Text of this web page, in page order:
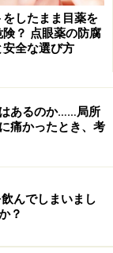
はぜひ利用して
ご確認くださ
報の提供は、診
要とする方は、適
記事内容は執筆者
効性を保証するも
基づいて被ったい
他当社と契約した
をしたまま目薬を
険？ 点眼薬の防腐
全な選び方
はあるのか……局所
痛かったとき、考
んでしまいまし
？